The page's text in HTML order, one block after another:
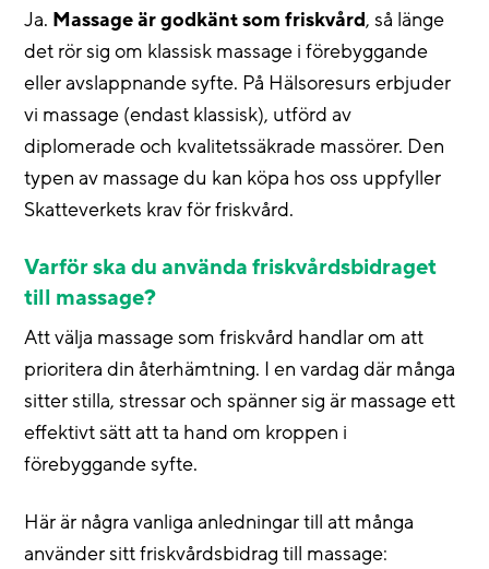
Ja. Massage är godkänt som friskvård, så länge
det rör sig om klassisk massage i förebyggande
eller avslappnande syfte. På Hälsoresurs erbjuder
vi massage (endast klassisk), utförd av
diplomerade och kvalitetssäkrade massörer. Den
typen av massage du kan köpa hos oss uppfyller
Skatteverkets krav för friskvård.
Varför ska du använda friskvårdsbidraget
till massage?
Att välja massage som friskvård handlar om att
prioritera din återhämtning. I en vardag där många
sitter stilla, stressar och spänner sig är massage ett
effektivt sätt att ta hand om kroppen i
förebyggande syfte.
Här är några vanliga anledningar till att många
använder sitt friskvårdsbidrag till massage: